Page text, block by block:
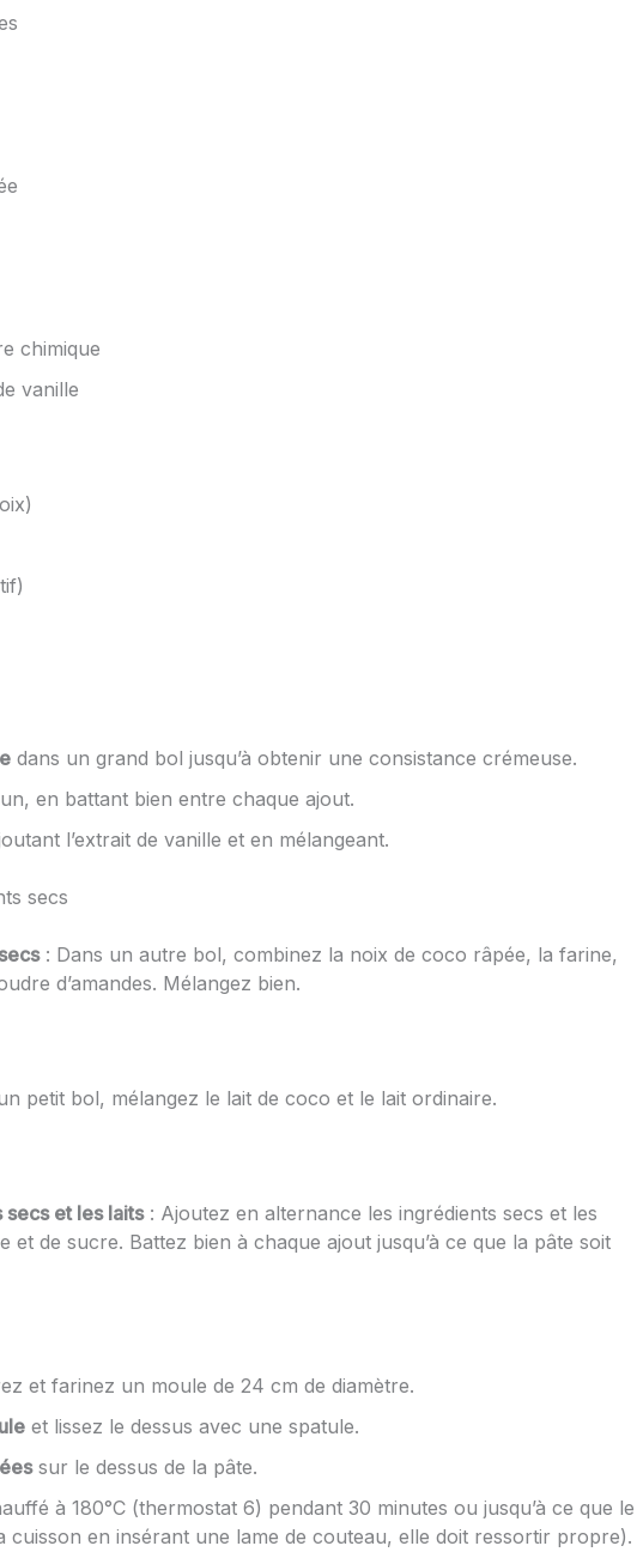
chimique
vanille
dans un grand bol jusqu’à obtenir une consistance crémeuse.
en battant bien entre chaque ajout.
l’extrait de vanille et en mélangeant.
secs
: Dans un autre bol, combinez la noix de coco râpée, la farine,
d’amandes. Mélangez bien.
petit bol, mélangez le lait de coco et le lait ordinaire.
et les laits: Ajoutez en alternance les ingrédients secs et les
et de sucre. Battez bien à chaque ajout jusqu’à ce que la pâte soit
et farinez un moule de 24 cm de diamètre.
et lissez le dessus avec une spatule.
sur le dessus de la pâte.
à 180°C (thermostat 6) pendant 30 minutes ou jusqu’à ce que le
cuisson en insérant une lame de couteau, elle doit ressortir propre).